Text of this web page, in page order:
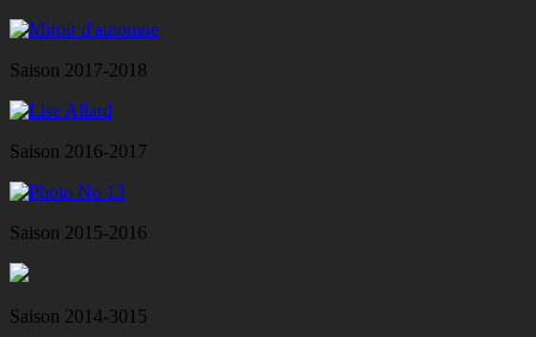
Saison 2017-2018
Saison 2016-2017
Saison 2015-2016
Saison 2014-3015